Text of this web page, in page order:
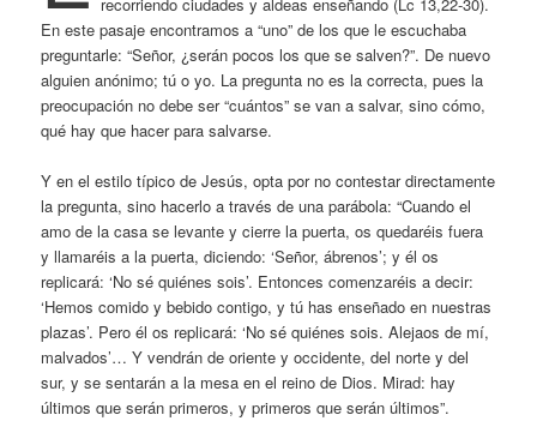
En este pasaje encontramos a “uno” de los que le escuchaba
preguntarle: “Señor, ¿serán pocos los que se salven?”. De nuevo
alguien anónimo; tú o yo. La pregunta no es la correcta, pues la
preocupación no debe ser “cuántos” se van a salvar, sino cómo,
qué hay que hacer para salvarse.
Y en el estilo típico de Jesús, opta por no contestar directamente
la pregunta, sino hacerlo a través de una parábola: “Cuando el
amo de la casa se levante y cierre la puerta, os quedaréis fuera
y llamaréis a la puerta, diciendo: ‘Señor, ábrenos’; y él os
replicará: ‘No sé quiénes sois’. Entonces comenzaréis a decir:
‘Hemos comido y bebido contigo, y tú has enseñado en nuestras
plazas’. Pero él os replicará: ‘No sé quiénes sois. Alejaos de mí,
malvados’… Y vendrán de oriente y occidente, del norte y del
sur, y se sentarán a la mesa en el reino de Dios. Mirad: hay
últimos que serán primeros, y primeros que serán últimos”.